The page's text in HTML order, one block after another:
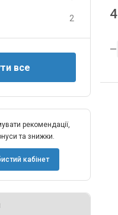
2
рекомендації,
та знижки.
кабінет